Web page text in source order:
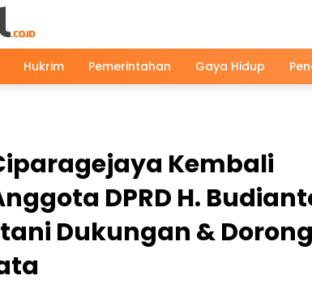
Hukrim Pemerintahan Gaya Hidup
Kembali
DPRD H.
Dukungan & Dorong